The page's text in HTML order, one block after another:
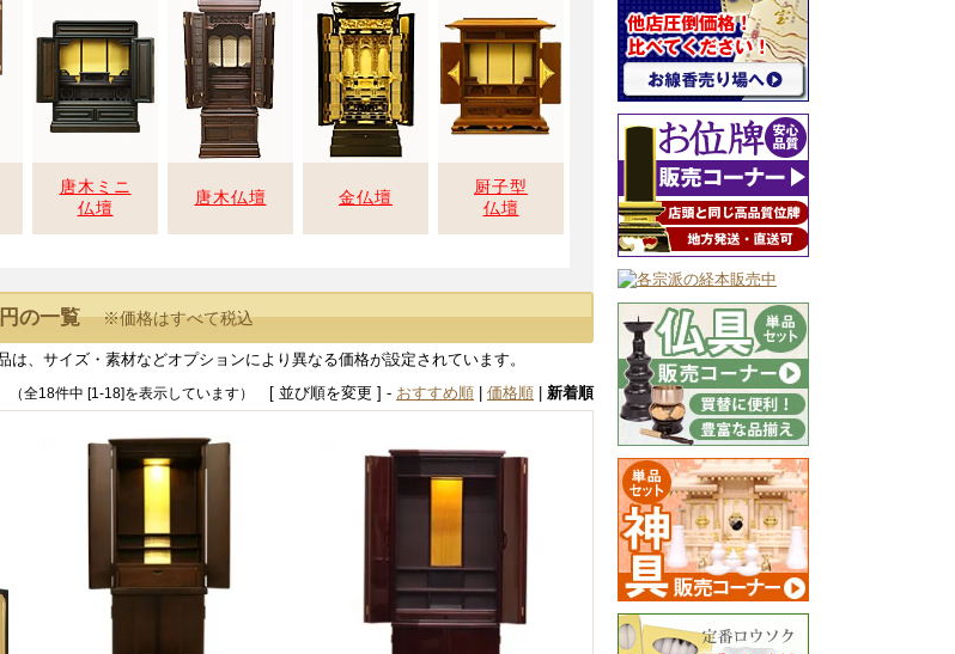
唐木ミニ
仏壇
唐木仏壇 金仏壇
厨子型
仏壇
の一覧※価格はすべて税込
、サイズ・素材などオプションにより異なる価格が設定されています。
（全18件中 [1-18]を表示しています） [ 並び順を変更 ] - おすすめ順 価格順 新着順